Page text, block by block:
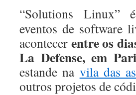
“Solutions Linux”
eventos de software
acontecer entre os
La Defense, em
estande na vila das
outros projetos de